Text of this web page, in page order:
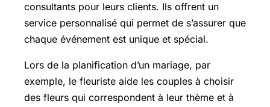
consultants pour leurs clients. Ils offrent un
service personnalisé qui permet de s’assurer que
chaque événement est unique et spécial.
Lors de la planification d’un mariage, par
exemple, le fleuriste aide les couples à choisir
des fleurs qui correspondent à leur thème et à